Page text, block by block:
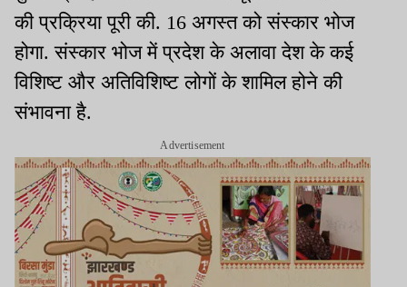
की प्रक्रिया पूरी की. 16 अगस्त को संस्कार भोज
होगा. संस्कार भोज में प्रदेश के अलावा देश के कई
विशिष्ट और अतिविशिष्ट लोगों के शामिल होने की
संभावना है.
Advertisement